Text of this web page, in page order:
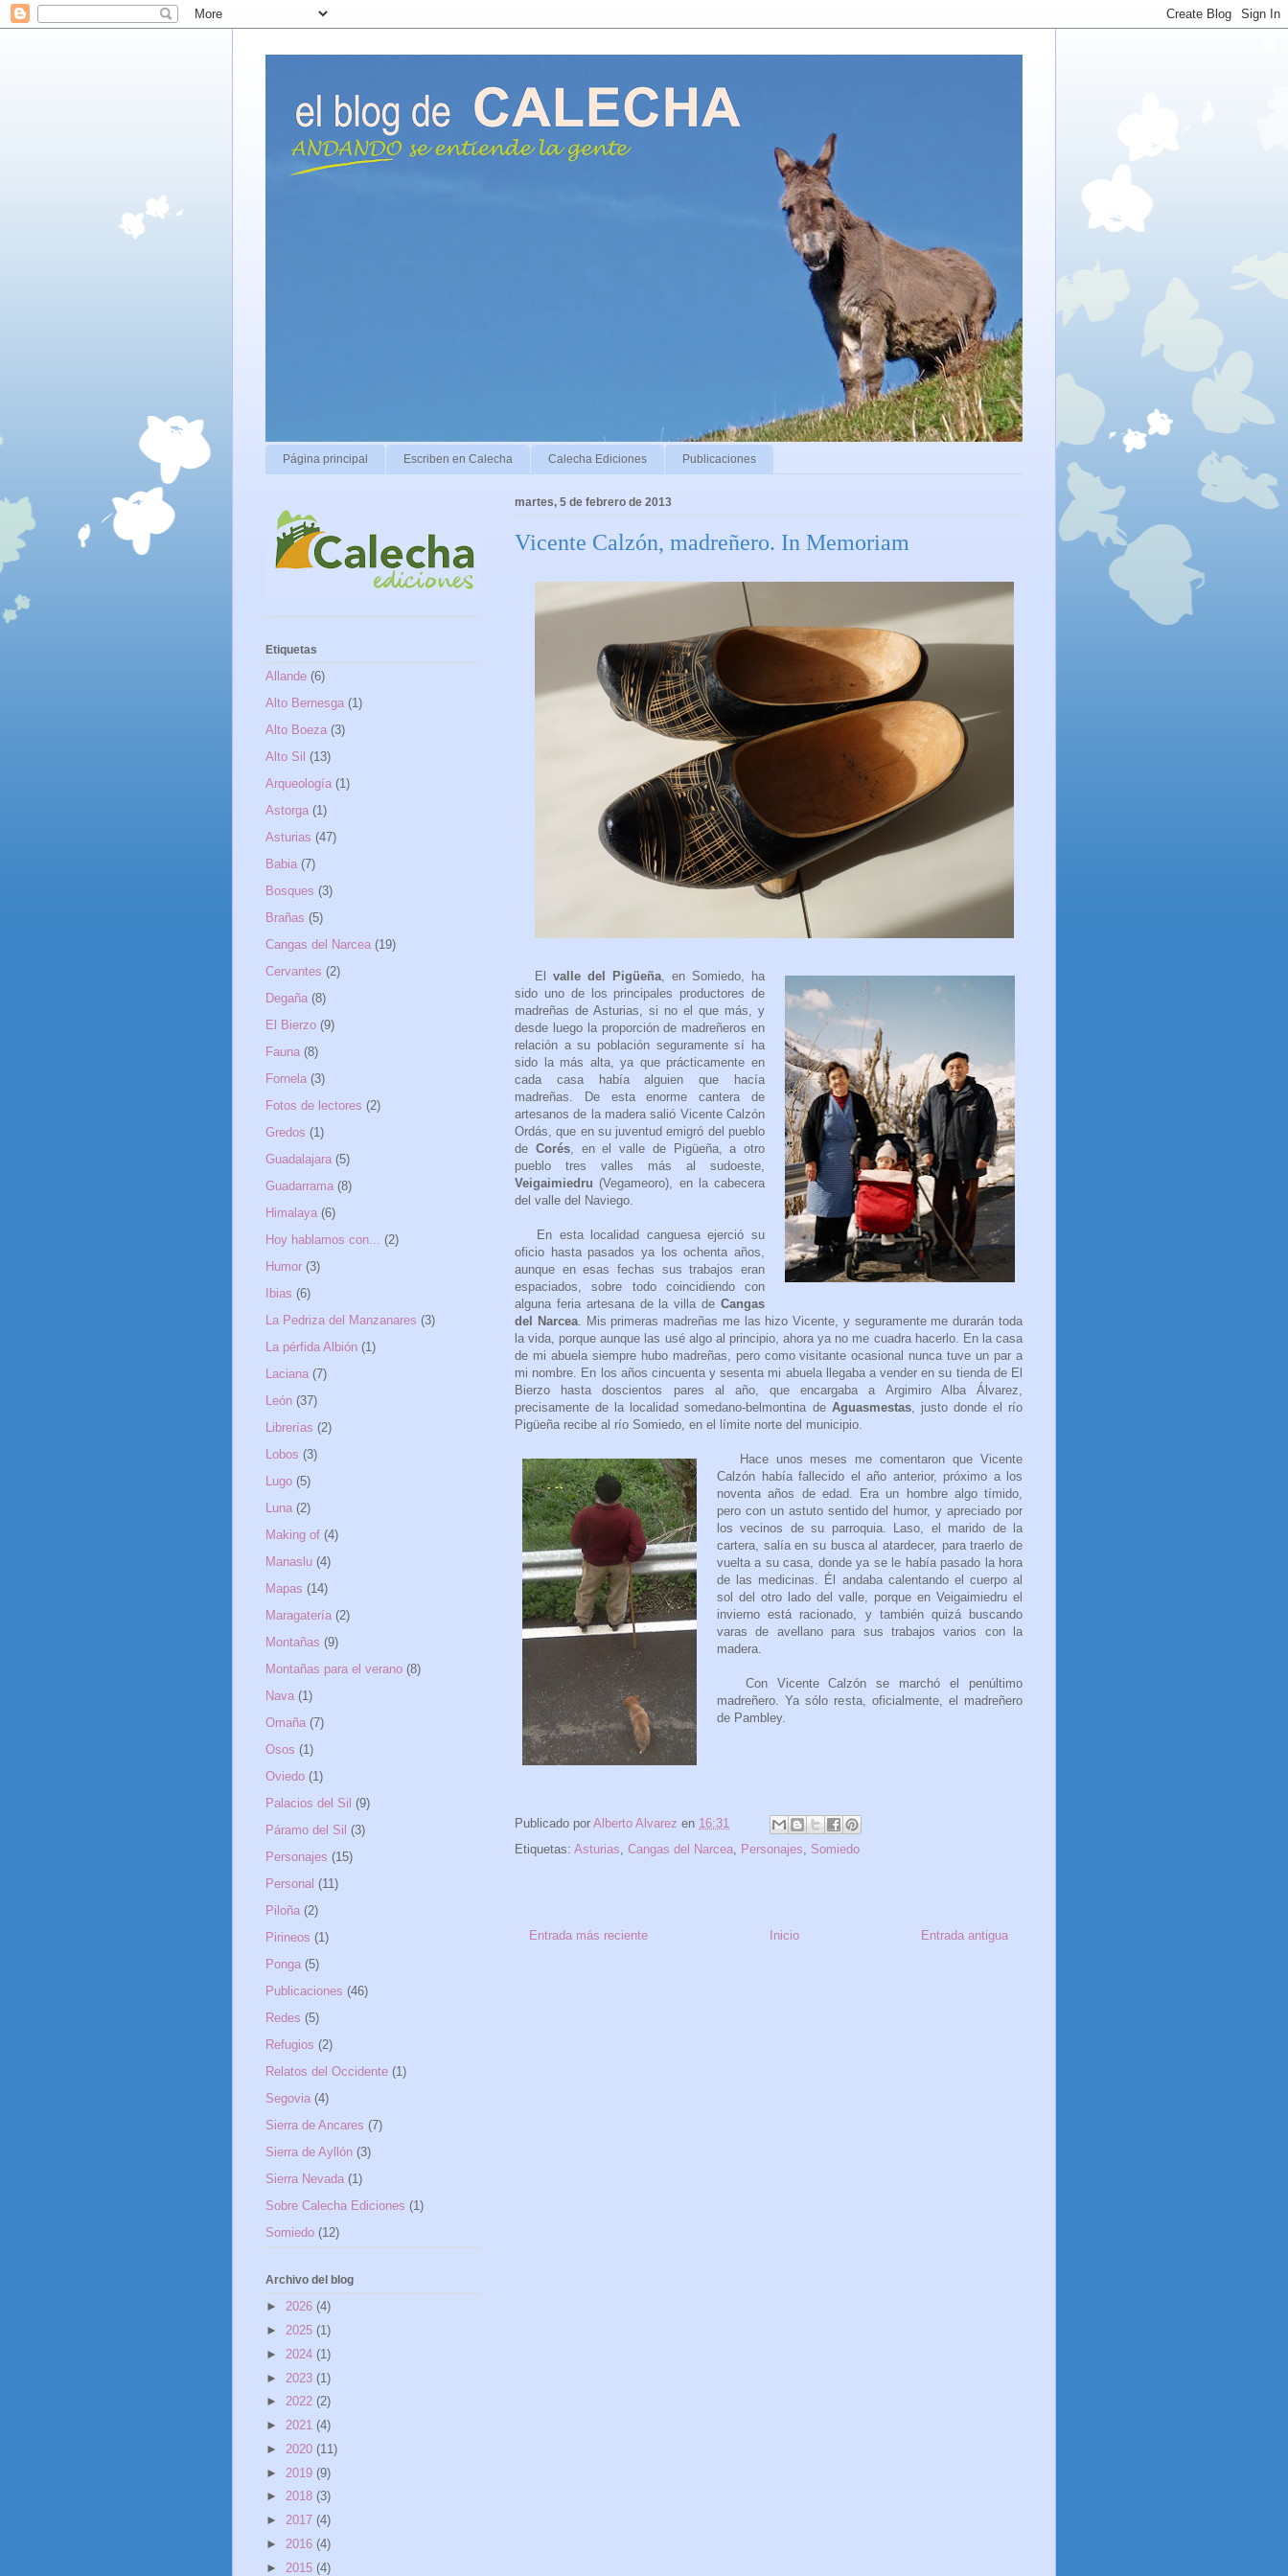
Página principal Escriben en Calecha Calecha Ediciones Publicaciones
martes, 5 de febrero de 2013
Vicente Calzón, madreñero. In Memoriam
El valle del Pigüeña, en Somiedo, ha
sido uno de los principales productores de
madreñas de Asturias, si no el que más, y
desde luego la proporción de madreñeros en
relación a su población seguramente sí ha
sido la más alta, ya que prácticamente en
cada casa había alguien que hacía
madreñas. De esta enorme cantera de
artesanos de la madera salió Vicente Calzón
Ordás, que en su juventud emigró del pueblo
de Corés, en el valle de Pigüeña, a otro
pueblo tres valles más al sudoeste,
Veigaimiedru (Vegameoro), en la cabecera
del valle del Naviego.
En esta localidad canguesa ejerció su
oficio hasta pasados ya los ochenta años,
aunque en esas fechas sus trabajos eran
espaciados, sobre todo coincidiendo con
alguna feria artesana de la villa de Cangas
del Narcea. Mis primeras madreñas me las hizo Vicente, y seguramente me durarán toda
la vida, porque aunque las usé algo al principio, ahora ya no me cuadra hacerlo. En la casa
de mi abuela siempre hubo madreñas, pero como visitante ocasional nunca tuve un par a
mi nombre. En los años cincuenta y sesenta mi abuela llegaba a vender en su tienda de El
Bierzo hasta doscientos pares al año, que encargaba a Argimiro Alba Álvarez,
precisamente de la localidad somedano-belmontina de Aguasmestas, justo donde el río
Pigüeña recibe al río Somiedo, en el límite norte del municipio.
Hace unos meses me comentaron que Vicente
Calzón había fallecido el año anterior, próximo a los
noventa años de edad. Era un hombre algo tímido,
pero con un astuto sentido del humor, y apreciado por
los vecinos de su parroquia. Laso, el marido de la
cartera, salía en su busca al atardecer, para traerlo de
vuelta a su casa, donde ya se le había pasado la hora
de las medicinas. Él andaba calentando el cuerpo al
sol del otro lado del valle, porque en Veigaimiedru el
invierno está racionado, y también quizá buscando
varas de avellano para sus trabajos varios con la
madera.
Con Vicente Calzón se marchó el penúltimo
madreñero. Ya sólo resta, oficialmente, el madreñero
de Pambley.
Publicado por Alberto Alvarez en 16:31
Etiquetas: Asturias, Cangas del Narcea, Personajes, Somiedo
Entrada más reciente Entrada antigua
Inicio
Etiquetas
Allande (6)
Alto Bernesga (1)
Alto Boeza (3)
Alto Sil (13)
Arqueología (1)
Astorga (1)
Asturias (47)
Babia (7)
Bosques (3)
Brañas (5)
Cangas del Narcea (19)
Cervantes (2)
Degaña (8)
El Bierzo (9)
Fauna (8)
Fornela (3)
Fotos de lectores (2)
Gredos (1)
Guadalajara (5)
Guadarrama (8)
Himalaya (6)
Hoy hablamos con... (2)
Humor (3)
Ibias (6)
La Pedriza del Manzanares (3)
La pérfida Albión (1)
Laciana (7)
León (37)
Librerías (2)
Lobos (3)
Lugo (5)
Luna (2)
Making of (4)
Manaslu (4)
Mapas (14)
Maragatería (2)
Montañas (9)
Montañas para el verano (8)
Nava (1)
Omaña (7)
Osos (1)
Oviedo (1)
Palacios del Sil (9)
Páramo del Sil (3)
Personajes (15)
Personal (11)
Piloña (2)
Pirineos (1)
Ponga (5)
Publicaciones (46)
Redes (5)
Refugios (2)
Relatos del Occidente (1)
Segovia (4)
Sierra de Ancares (7)
Sierra de Ayllón (3)
Sierra Nevada (1)
Sobre Calecha Ediciones (1)
Somiedo (12)
Archivo del blog
► 2026 (4)
► 2025 (1)
► 2024 (1)
► 2023 (1)
► 2022 (2)
► 2021 (4)
► 2020 (11)
► 2019 (9)
► 2018 (3)
► 2017 (4)
► 2016 (4)
► 2015 (4)